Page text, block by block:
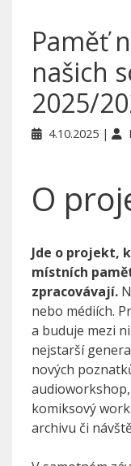
Paměť
našich
2025/
4.10.2025
O
Jde o projekt,
místních
zpracovávají.
nebo médiích.
a buduje mezi
nejstarší
nových
komiksový
archivu či